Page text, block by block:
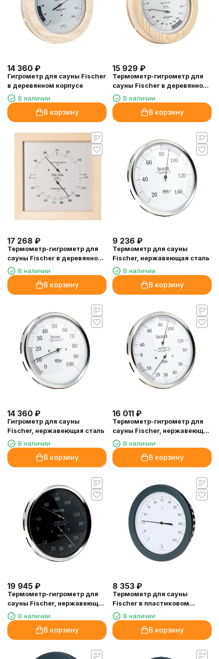
14 360 ₽
Гигрометр для сауны Fischer
в деревянном корпусе
В наличии
В корзину
15 929 ₽
Термометр-гигрометр для
сауны Fischer в деревянном
корпусе
В наличии
В корзину
17 268 ₽
Термометр-гигрометр для
сауны Fischer в деревянном
корпусе, квадратный
В наличии
В корзину
9 236 ₽
Термометр для сауны
Fischer, нержавеющая сталь
В наличии
В корзину
14 360 ₽
Гигрометр для сауны
Fischer, нержавеющая сталь
В наличии
В корзину
16 011 ₽
Термометр-гигрометр для
сауны Fischer, нержавеющая
стальВ наличии
В корзину
19 945 ₽
Термометр-гигрометр для
сауны Fischer, нержавеющая
сталь, черный
В наличии
В корзину
8 353 ₽
Термометр для сауны
Fischer в пластиковом
корпусе
В наличии
В корзину